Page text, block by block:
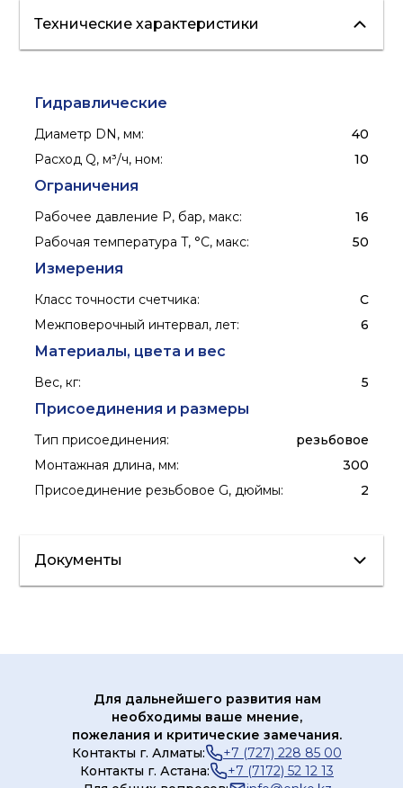
холодная вода
Технические характеристики
Гидравлические
Диаметр DN, мм:
40
Расход Q, м³/ч, ном: 10
Ограничения
Рабочее давление P, бар, макс:
16
Рабочая температура T, °C, макс: 50
Измерения
Класс точности счетчика:
C
Межповерочный интервал, лет: 6
Материалы, цвета и вес
Вес, кг: 5
Присоединения и размеры
Тип присоединения:
резьбовое
Монтажная длина, мм:
300
Присоединение резьбовое G, дюймы: 2
Документы
Для дальнейшего развития нам
необходимы ваше мнение,
пожелания и критические замечания.
Контакты г. Алматы:
+7 (727) 228 85 00
Контакты г. Астана:
+7 (7172) 52 12 13